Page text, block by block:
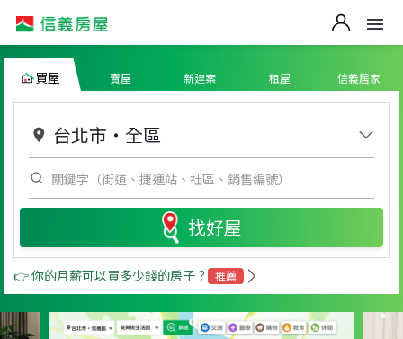
買屋 賣屋 新建案 租屋 信義居家
台北市 ・ 全區
找好屋
👉 你的月薪可以買多少錢的房子？ 推薦